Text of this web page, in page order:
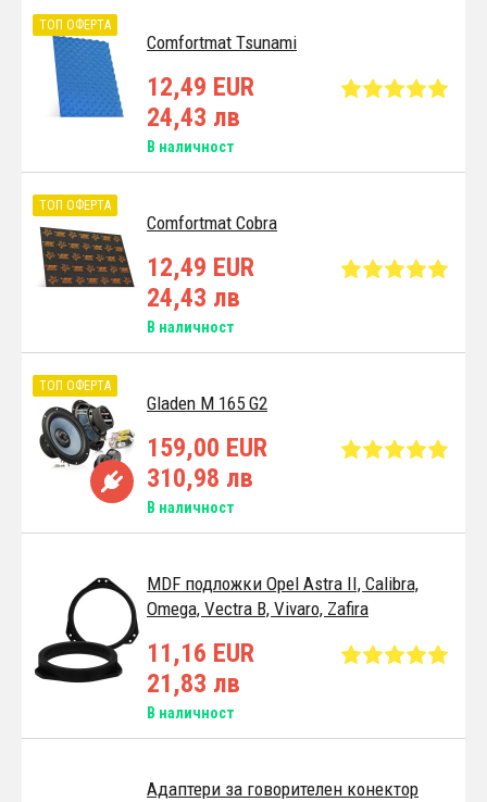
Comfortmat Tsunami
ТОП ОФЕРТА
12,49 EUR
24,43 лв
В наличност
Comfortmat Cobra
ТОП ОФЕРТА
12,49 EUR
24,43 лв
В наличност
Gladen M 165 G2
ТОП ОФЕРТА
159,00 EUR
310,98 лв
В наличност
MDF подложки Opel Astra II, Calibra,
Omega, Vectra B, Vivaro, Zafira
11,16 EUR
21,83 лв
В наличност
Адаптери за говорителен конектор